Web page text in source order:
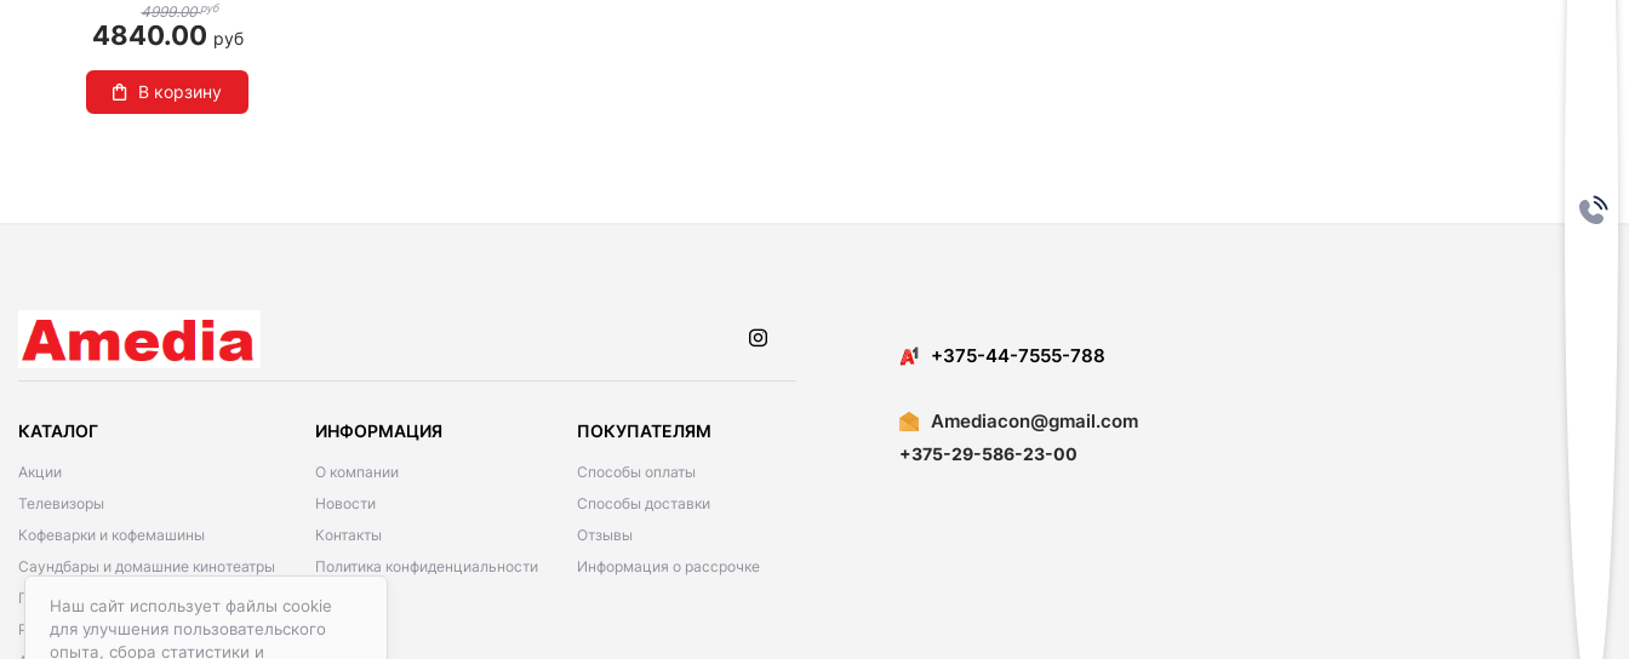
Наш сайт использует файлы cookie
для улучшения пользовательского
опыта, сбора статистики и
4999.00руб
4840.00 руб
В корзину
КАТАЛОГ
Акции
Телевизоры
Кофеварки и кофемашины
Саундбары и домашние кинотеатры
Проекторы
Роботы-пылесосы
ИНФОРМАЦИЯ
О компании
Новости
Контакты
Политика конфиденциальности
ПОКУПАТЕЛЯМ
Способы оплаты
Способы доставки
Отзывы
Информация о рассрочке
​​+375-44-7555-788
Amediacon@gmail.com
+375-29-586-23-00